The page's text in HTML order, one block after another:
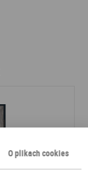
O plikach cookies